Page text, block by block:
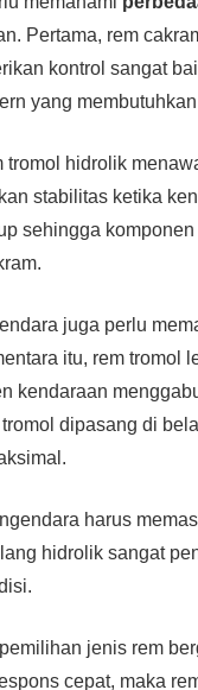
Pertama, rem
kontrol sangat
yang
tromol hidrolik
stabilitas ketika
sehingga
juga perlu
itu, rem tromol
kendaraan
dipasang di
harus
hidrolik sangat
jenis rem
cepat, maka